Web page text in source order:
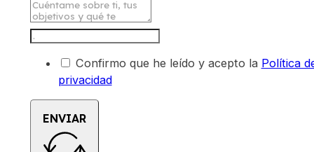
Confirmo que he leído y acepto la Política
privacidad
ENVIAR